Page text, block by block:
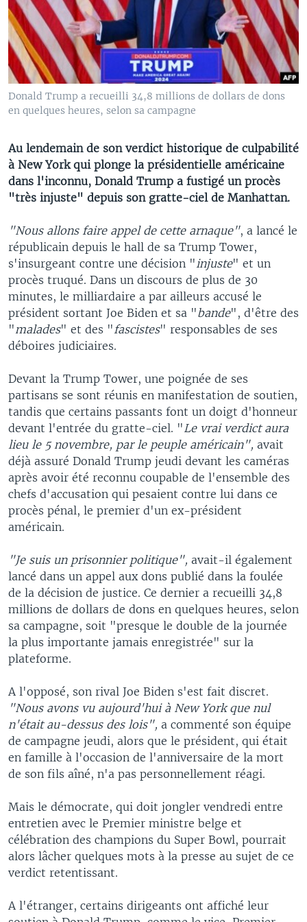
Donald Trump a recueilli 34,8 millions de dollars de dons
en quelques heures, selon sa campagne
Au lendemain de son verdict historique de culpabilité
à New York qui plonge la présidentielle américaine
dans l'inconnu, Donald Trump a fustigé un procès
"très injuste" depuis son gratte-ciel de Manhattan.
"Nous allons faire appel de cette arnaque", a lancé le
républicain depuis le hall de sa Trump Tower,
s'insurgeant contre une décision " injuste" et un
procès truqué. Dans un discours de plus de 30
minutes, le milliardaire a par ailleurs accusé le
président sortant Joe Biden et sa "bande", d'être des
" malades" et des " fascistes" responsables de ses
déboires judiciaires.
Devant la Trump Tower, une poignée de ses
partisans se sont réunis en manifestation de soutien,
tandis que certains passants font un doigt d'honneur
devant l'entrée du gratte-ciel. " Le vrai verdict aura
lieu le 5 novembre, par le peuple américain", avait
déjà assuré Donald Trump jeudi devant les caméras
après avoir été reconnu coupable de l'ensemble des
chefs d'accusation qui pesaient contre lui dans ce
procès pénal, le premier d'un ex-président
américain.
"Je suis un prisonnier politique", avait-il également
lancé dans un appel aux dons publié dans la foulée
de la décision de justice. Ce dernier a recueilli 34,8
millions de dollars de dons en quelques heures, selon
sa campagne, soit "presque le double de la journée
la plus importante jamais enregistrée" sur la
plateforme.
A l'opposé, son rival Joe Biden s'est fait discret.
"Nous avons vu aujourd'hui à New York que nul
n'était au-dessus des lois", a commenté son équipe
de campagne jeudi, alors que le président, qui était
en famille à l'occasion de l'anniversaire de la mort
de son fils aîné, n'a pas personnellement réagi.
Mais le démocrate, qui doit jongler vendredi entre
entretien avec le Premier ministre belge et
célébration des champions du Super Bowl, pourrait
alors lâcher quelques mots à la presse au sujet de ce
verdict retentissant.
A l'étranger, certains dirigeants ont affiché leur